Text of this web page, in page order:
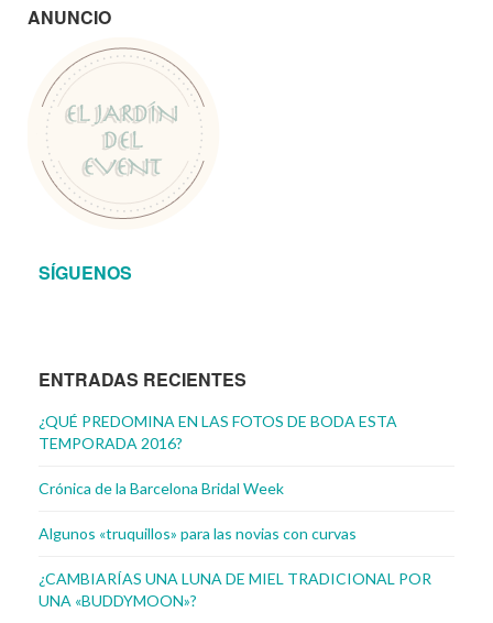
ANUNCIO
SÍGUENOS
ENTRADAS RECIENTES
¿QUÉ PREDOMINA EN LAS FOTOS DE BODA ESTA
TEMPORADA 2016?
Crónica de la Barcelona Bridal Week
Algunos «truquillos» para las novias con curvas
¿CAMBIARÍAS UNA LUNA DE MIEL TRADICIONAL POR
UNA «BUDDYMOON»?